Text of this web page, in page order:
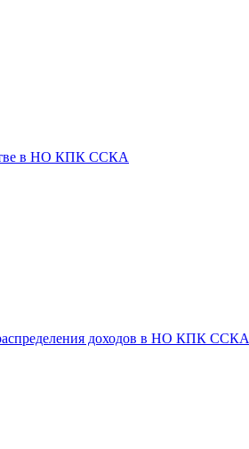
в НО КПК ССКА
доходов в НО КПК ССКА